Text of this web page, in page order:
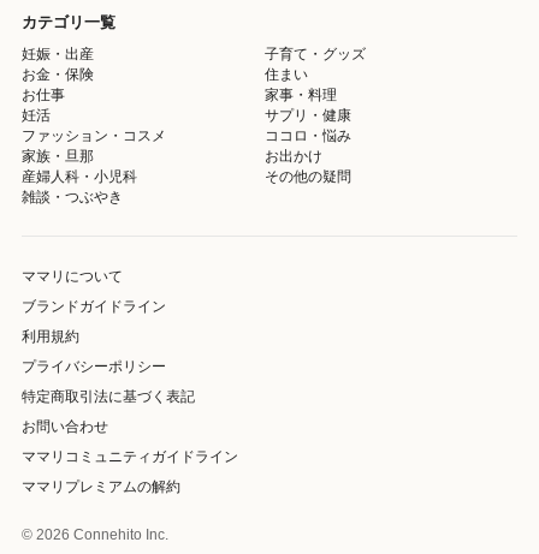
カテゴリ一覧
妊娠・出産
子育て・グッズ
お金・保険
住まい
お仕事
家事・料理
妊活
サプリ・健康
ファッション・コスメ
ココロ・悩み
家族・旦那
お出かけ
産婦人科・小児科
その他の疑問
雑談・つぶやき
ママリについて
ブランドガイドライン
利用規約
プライバシーポリシー
特定商取引法に基づく表記
お問い合わせ
ママリコミュニティガイドライン
ママリプレミアムの解約
© 2026 Connehito Inc.